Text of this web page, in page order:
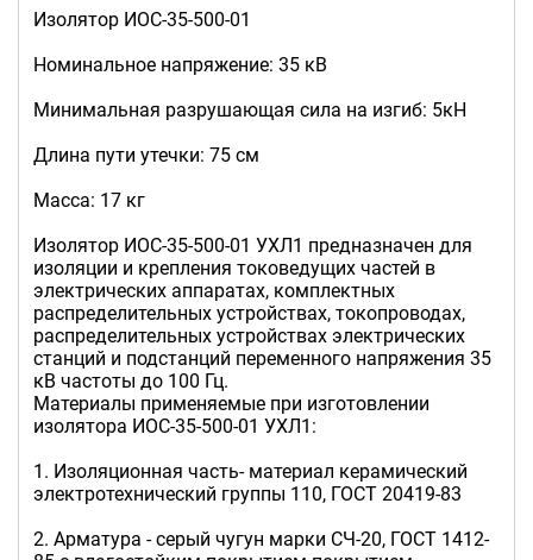
Изолятор ИОС-35-500-01
Номинальное напряжение: 35 кВ
Минимальная разрушающая сила на изгиб: 5кН
Длина пути утечки: 75 см
Масса: 17 кг
Изолятор ИОС-35-500-01 УХЛ1 предназначен для
изоляции и крепления токоведущих частей в
электрических аппаратах, комплектных
распределительных устройствах, токопроводах,
распределительных устройствах электрических
станций и подстанций переменного напряжения 35
кВ частоты до 100 Гц.
Материалы применяемые при изготовлении
изолятора ИОС-35-500-01 УХЛ1:
1. Изоляционная часть- материал керамический
электротехнический группы 110, ГОСТ 20419-83
2. Арматура - серый чугун марки СЧ-20, ГОСТ 1412-